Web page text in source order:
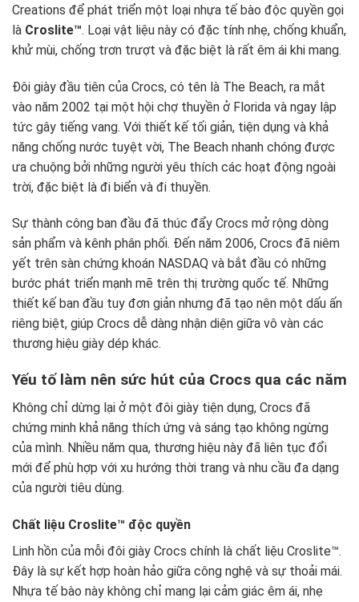
Creations để phát triển một loại nhựa tế bào độc quyền gọi
là Croslite™. Loại vật liệu này có đặc tính nhẹ, chống khuẩn,
khử mùi, chống trơn trượt và đặc biệt là rất êm ái khi mang.
Đôi giày đầu tiên của Crocs, có tên là The Beach, ra mắt
vào năm 2002 tại một hội chợ thuyền ở Florida và ngay lập
tức gây tiếng vang. Với thiết kế tối giản, tiện dụng và khả
năng chống nước tuyệt vời, The Beach nhanh chóng được
ưa chuộng bởi những người yêu thích các hoạt động ngoài
trời, đặc biệt là đi biển và đi thuyền.
Sự thành công ban đầu đã thúc đẩy Crocs mở rộng dòng
sản phẩm và kênh phân phối. Đến năm 2006, Crocs đã niêm
yết trên sàn chứng khoán NASDAQ và bắt đầu có những
bước phát triển mạnh mẽ trên thị trường quốc tế. Những
thiết kế ban đầu tuy đơn giản nhưng đã tạo nên một dấu ấn
riêng biệt, giúp Crocs dễ dàng nhận diện giữa vô vàn các
thương hiệu giày dép khác.
Yếu tố làm nên sức hút của Crocs qua các năm
Không chỉ dừng lại ở một đôi giày tiện dụng, Crocs đã
chứng minh khả năng thích ứng và sáng tạo không ngừng
của mình. Nhiều năm qua, thương hiệu này đã liên tục đổi
mới để phù hợp với xu hướng thời trang và nhu cầu đa dạng
của người tiêu dùng.
Chất liệu Croslite™ độc quyền
Linh hồn của mỗi đôi giày Crocs chính là chất liệu Croslite™.
Đây là sự kết hợp hoàn hảo giữa công nghệ và sự thoải mái.
Nhựa tế bào này không chỉ mang lại cảm giác êm ái, nhẹ